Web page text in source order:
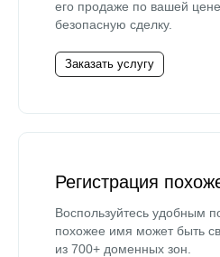
его продаже по вашей
безопасную сделку.
Заказать услугу
Регистрация
Воспользуйтесь удобным
похожее имя может быть
из 700+ доменных зон.